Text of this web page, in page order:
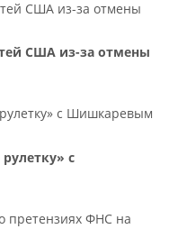
США из-за отмены
с